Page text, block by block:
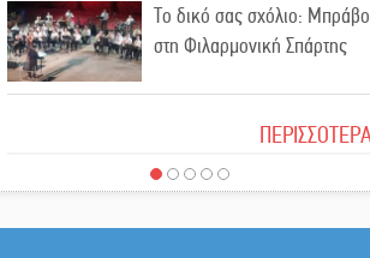
Μάχης συνέχεια των 310 για
τη Λαϊκή Σπάρτης
Στον τελικό του
Πρωταθλήματος Ελλάδας
Beach Soccer ο Π.
Μαρτσούκος
Το δικό σας σχόλιο: Μπράβο
στη Φιλαρμονική Σπάρτης
Το δικό σας σχόλιο: Σύντομη
απάντηση σε διθυράμβους
για το παλαιό Δικαστικό